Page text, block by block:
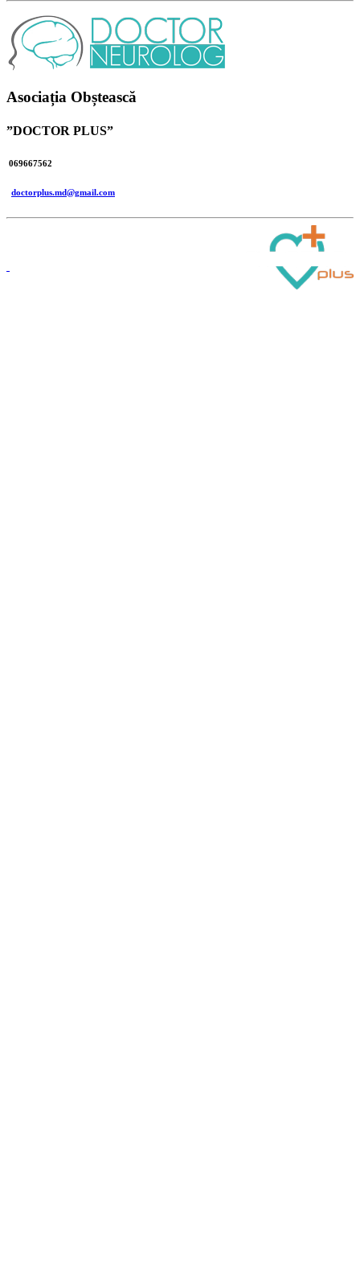
Asociația Obștească
”DOCTOR PLUS”
069667562
doctorplus.md@gmail.com